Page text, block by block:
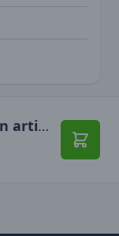
Blåkläder 1794 Pantalon artisan haute visibilité +stretch